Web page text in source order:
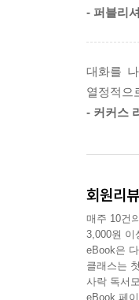
중요한
라.
--- p.159
니며, 똑
삶에서와
로는 그
--- p.193
- 퍼블리
대화를
열정적으
- 커커스
회원리뷰
매주 10건
3,000원 이
eBook은
클래스는
사락 독서
eBook 페